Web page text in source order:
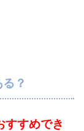
？
すすめでき